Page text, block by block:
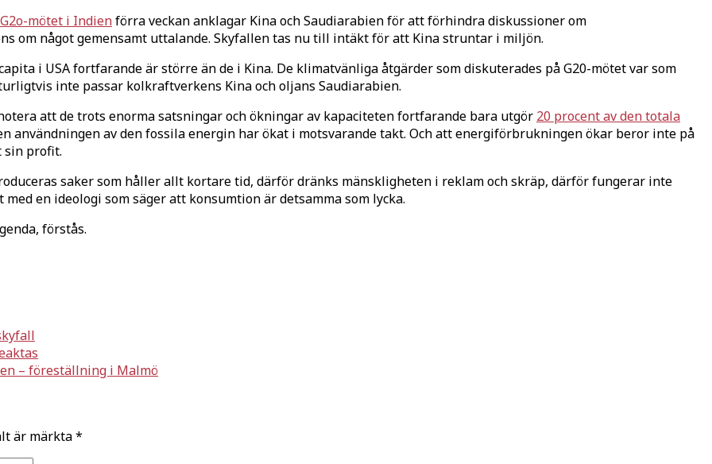
G2o-mötet i Indienförra veckan anklagar Kina och Saudiarabien för att förhindra diskussioner om
om något gemensamt uttalande. Skyfallen tas nu till intäkt för att Kina struntar i miljön.
i USA fortfarande är större än de i Kina. De klimatvänliga åtgärder som diskuterades på G20-mötet var som
inte passar kolkraftverkens Kina och oljans Saudiarabien.
att de trots enorma satsningar och ökningar av kapaciteten fortfarande bara utgör 20 procent av den totala
användningen av den fossila energin har ökat i motsvarande takt. Och att energiförbrukningen ökar beror inte på
sin profit.
saker som håller allt kortare tid, därför dränks mänskligheten i reklam och skräp, därför fungerar inte
en ideologi som säger att konsumtion är detsamma som lycka.
förstås.
– föreställning i Malmö
är märkta*